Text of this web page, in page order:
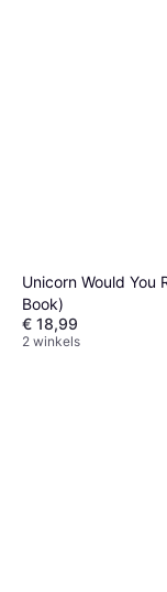
Unicorn Would You
Book)
€ 18,99
2 winkels